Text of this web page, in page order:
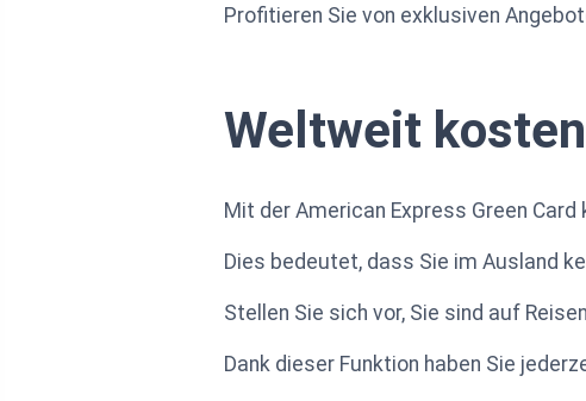
Profitieren Sie von exklusiven
Weltweit
Mit der American Express Green
Dies bedeutet, dass Sie im Ausland
Stellen Sie sich vor, Sie sind auf
Dank dieser Funktion haben Sie